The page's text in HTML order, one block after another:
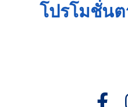
โปรโมชั่น